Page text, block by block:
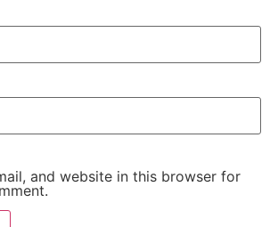
and website in this browser for